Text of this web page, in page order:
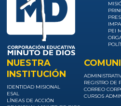
PEI
NUESTRA
INSTITUCIÓN
IDENTIDAD MISIONAL
ESAL
LÍNEAS DE ACCIÓN
REGISTRO DE
CORREO
CURSOS